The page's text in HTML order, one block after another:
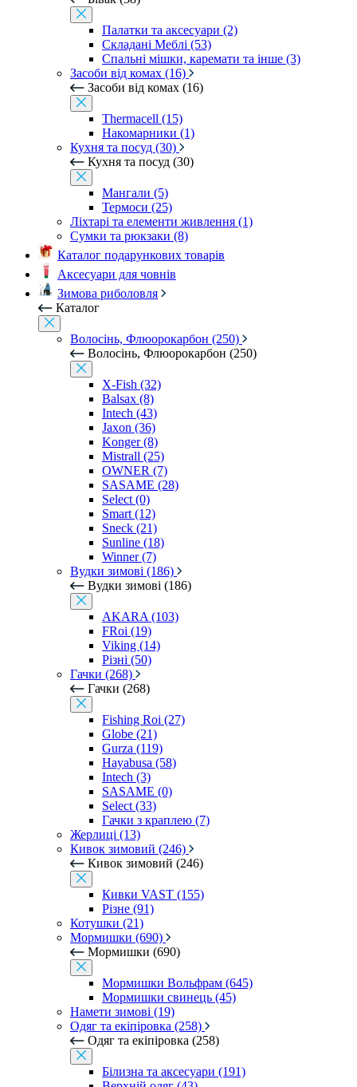
Палатки та аксесуари (2)
Складані Меблі (53)
Спальні мішки, каремати та інше (3)
Засоби від комах (16)
Засоби від комах (16)
Thermacell (15)
Накомарники (1)
Кухня та посуд (30)
Кухня та посуд (30)
Мангали (5)
Термоси (25)
Ліхтарі та елементи живлення (1)
Сумки та рюкзаки (8)
Каталог подарункових товарів
Аксесуари для човнів
Зимова риболовля
Каталог
Волосінь, Флюорокарбон (250)
Волосінь, Флюорокарбон (250)
X-Fish (32)
Balsax (8)
Intech (43)
Jaxon (36)
Konger (8)
Mistrall (25)
OWNER (7)
SASAME (28)
Select (0)
Smart (12)
Sneck (21)
Sunline (18)
Winner (7)
Вудки зимові (186)
Вудки зимові (186)
AKARA (103)
FRoi (19)
Viking (14)
Різні (50)
Гачки (268)
Гачки (268)
Fishing Roi (27)
Globe (21)
Gurza (119)
Hayabusa (58)
Intech (3)
SASAME (0)
Select (33)
Гачки з краплею (7)
Жерлиці (13)
Кивок зимовий (246)
Кивок зимовий (246)
Кивки VAST (155)
Різне (91)
Котушки (21)
Мормишки (690)
Мормишки (690)
Мормишки Вольфрам (645)
Мормишки свинець (45)
Намети зимові (19)
Одяг та екіпіровка (258)
Одяг та екіпіровка (258)
Білизна та аксесуари (191)